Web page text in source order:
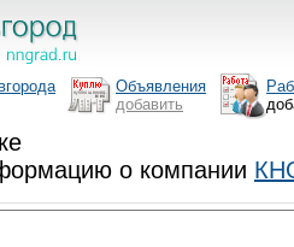
Объявления
добавить
о компании